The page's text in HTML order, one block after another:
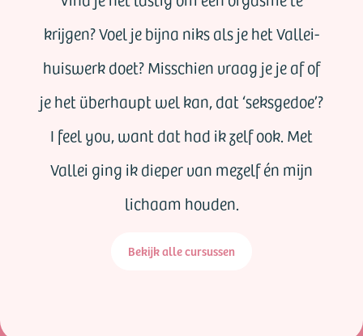
krijgen? Voel je bijna niks als je het Vallei-
huiswerk doet? Misschien vraag je je af of
je het überhaupt wel kan, dat ‘seksgedoe’?
I feel you, want dat had ik zelf ook. Met
Vallei ging ik dieper van mezelf én mijn
lichaam houden.
Bekijk alle cursussen